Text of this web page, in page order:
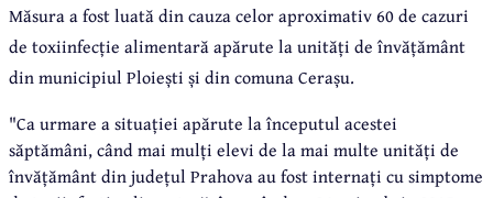
Măsura a fost luată din cauza celor aproximativ 60 de cazuri
de toxiinfecție alimentară apărute la unități de învățământ
din municipiul Ploiești și din comuna Cerașu.
"Ca urmare a situației apărute la începutul acestei
săptămâni, când mai mulți elevi de la mai multe unități de
învățământ din județul Prahova au fost internați cu simptome